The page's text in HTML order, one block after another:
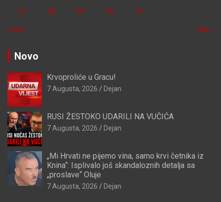
27 28 29 30 31
« dec feb »
Novo
Krvoproliće u Gracu!
7 Augusta, 2026 Dejan
RUSI ŽESTOKO UDARILI NA VUČIĆA
7 Augusta, 2026 Dejan
„Mi Hrvati ne pijemo vina, samo krvi četnika iz
Knina“: Isplivalo još skandaloznih detalja sa
„proslave“ Oluje
7 Augusta, 2026 Dejan